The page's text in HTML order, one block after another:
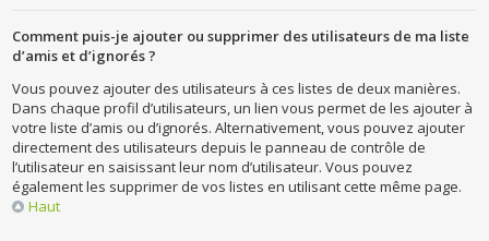
Comment puis-je ajouter ou supprimer des utilisateurs de ma liste
d’amis et d’ignorés ?
Vous pouvez ajouter des utilisateurs à ces listes de deux manières.
Dans chaque profil d’utilisateurs, un lien vous permet de les ajouter à
votre liste d’amis ou d’ignorés. Alternativement, vous pouvez ajouter
directement des utilisateurs depuis le panneau de contrôle de
l’utilisateur en saisissant leur nom d’utilisateur. Vous pouvez
également les supprimer de vos listes en utilisant cette même page.
Haut